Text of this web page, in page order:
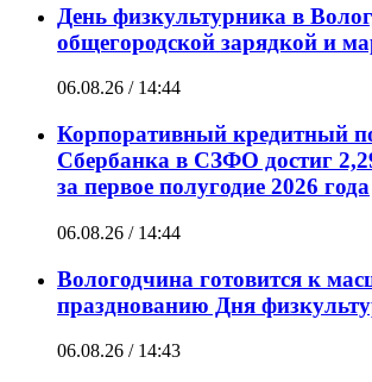
День физкультурника в
общегородской зарядкой и
06.08.26 / 14:44
Корпоративный кредитный
Сбербанка в СЗФО достиг
за первое полугодие 2026 года
06.08.26 / 14:44
Вологодчина готовится к
празднованию Дня
06.08.26 / 14:43